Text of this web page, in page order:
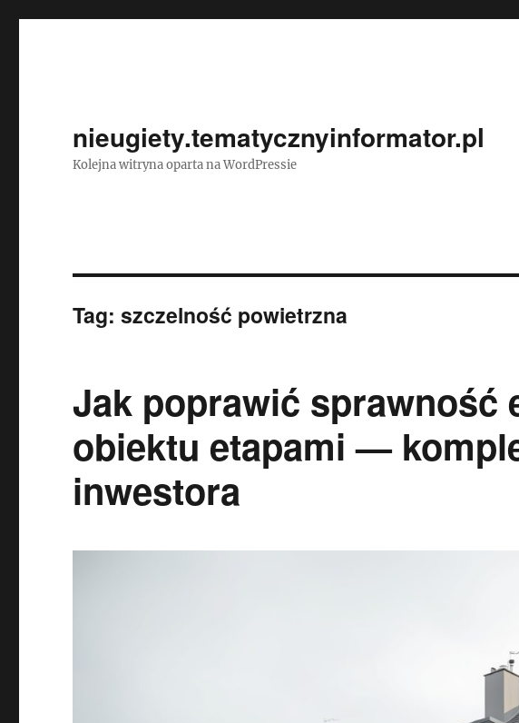
nieugiety.tematycznyinformator.pl
Kolejna witryna oparta na WordPressie
Tag:szczelność powietrzna
Jak poprawić sprawność
obiektu etapami —
inwestora